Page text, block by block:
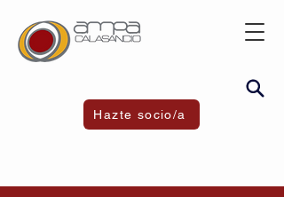
Hazte socio/a